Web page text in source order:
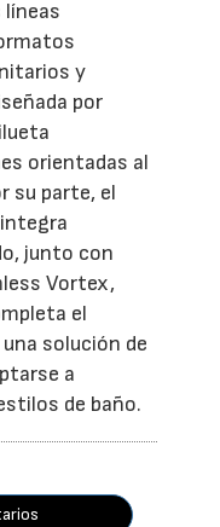
líneas
y
por
orientadas al
su parte, el
junto con
Vortex,
el
solución de
a
de baño.